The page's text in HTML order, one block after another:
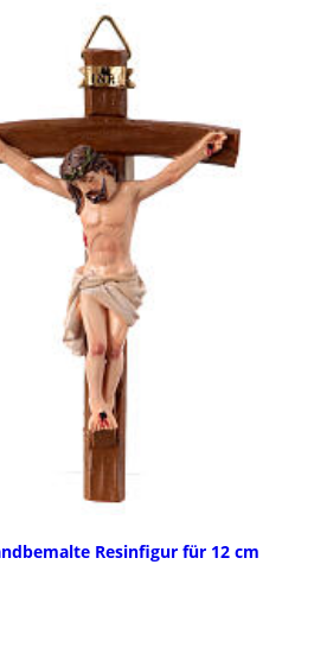
Resinfigur für 12 cm